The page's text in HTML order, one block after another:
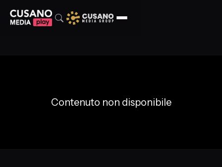
Contenuto non disponibile